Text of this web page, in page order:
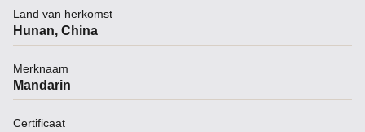
Land van herkomst
Hunan, China
Merknaam
Mandarin
Certificaat